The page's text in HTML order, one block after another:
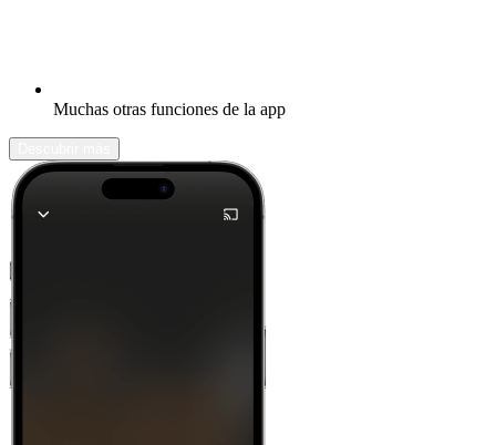
Muchas otras funciones de la app